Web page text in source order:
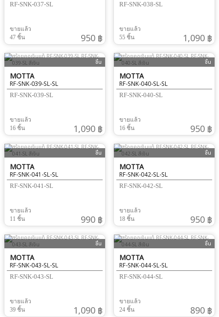
RF-SNK-037-SL
ขายแล้ว
47 ชิ้น
950 ฿
RF-SNK-038-SL
ขายแล้ว
55 ชิ้น
1,090 ฿
ชิ้น
MOTTA
RF-SNK-039-SL-SL
RF-SNK-039-SL
ขายแล้ว
16 ชิ้น
1,090 ฿
ชิ้น
MOTTA
RF-SNK-040-SL-SL
RF-SNK-040-SL
ขายแล้ว
16 ชิ้น
950 ฿
ชิ้น
MOTTA
RF-SNK-041-SL-SL
RF-SNK-041-SL
ขายแล้ว
11 ชิ้น
990 ฿
ชิ้น
MOTTA
RF-SNK-042-SL-SL
RF-SNK-042-SL
ขายแล้ว
18 ชิ้น
950 ฿
ชิ้น
MOTTA
RF-SNK-043-SL-SL
RF-SNK-043-SL
ขายแล้ว
39 ชิ้น
1,090 ฿
ชิ้น
MOTTA
RF-SNK-044-SL-SL
RF-SNK-044-SL
ขายแล้ว
24 ชิ้น
890 ฿